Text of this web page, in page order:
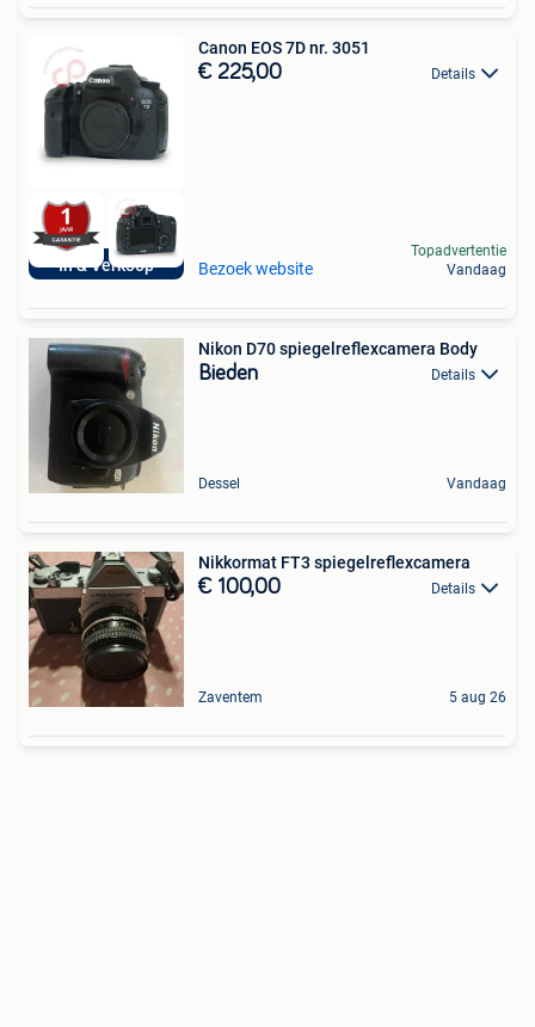
In & Verkoop
Canon EOS 7D nr. 3051
€ 225,00 Details
Bezoek website
Topadvertentie
Vandaag
Nikon D70 spiegelreflexcamera Body
Bieden Details
Dessel Vandaag
Nikkormat FT3 spiegelreflexcamera
€ 100,00 Details
Zaventem 5 aug 26